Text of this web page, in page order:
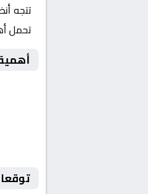
تتجه
تحمل